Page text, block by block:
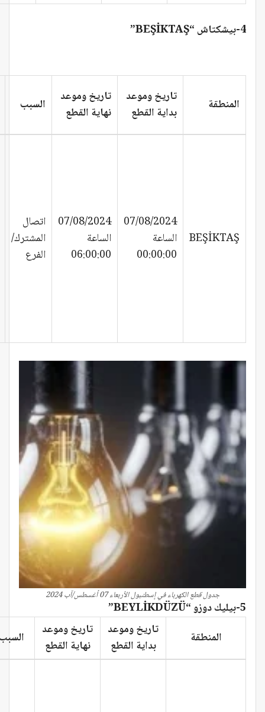
4-بيشكتاش “BEŞİKTAŞ”
المنطقة
تاريخ وموعد
بداية القطع
تاريخ وموعد
نهاية القطع
السبب
BEŞİKTAŞ
07/08/2024
الساعة
00:00:00
07/08/2024
الساعة
06:00:00
اتصال
المشترك/
الفرع
جدول قطع الكهرباء في إسطنبول الأربعاء 07 أغسطس/آب 2024
5-بيليك دوزو “BEYLİKDÜZÜ”
المنطقة
تاريخ وموعد
بداية القطع
تاريخ وموعد
نهاية القطع